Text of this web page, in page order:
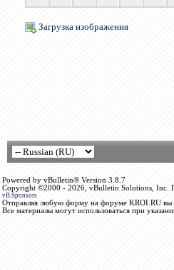
Загрузка изображения
Powered by vBulletin® Version 3.8.7
Copyright ©2000 - 2026, vBulletin Solutions, Inc.
vB.Sponsors
Отправляя любую форму на форуме KROI.RU вы
Все материалы могут использоваться при